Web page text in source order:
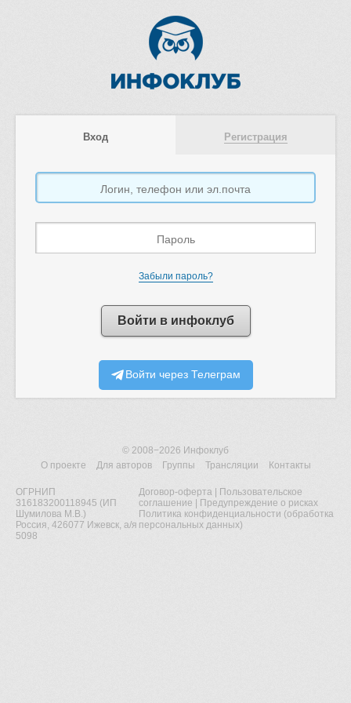
Вход Регистрация
Забыли пароль?
Войти в инфоклуб
Войти через Телеграм
© 2008−2026 Инфоклуб
О проекте
Для авторов Группы Трансляции Контакты
ОГРНИП
316183200118945 (ИП
Шумилова М.В.)
Россия, 426077 Ижевск, а/я
5098
Договор-оферта
Пользовательское
соглашение
Предупреждение о рисках
Политика конфиденциальности (обработка
персональных данных)